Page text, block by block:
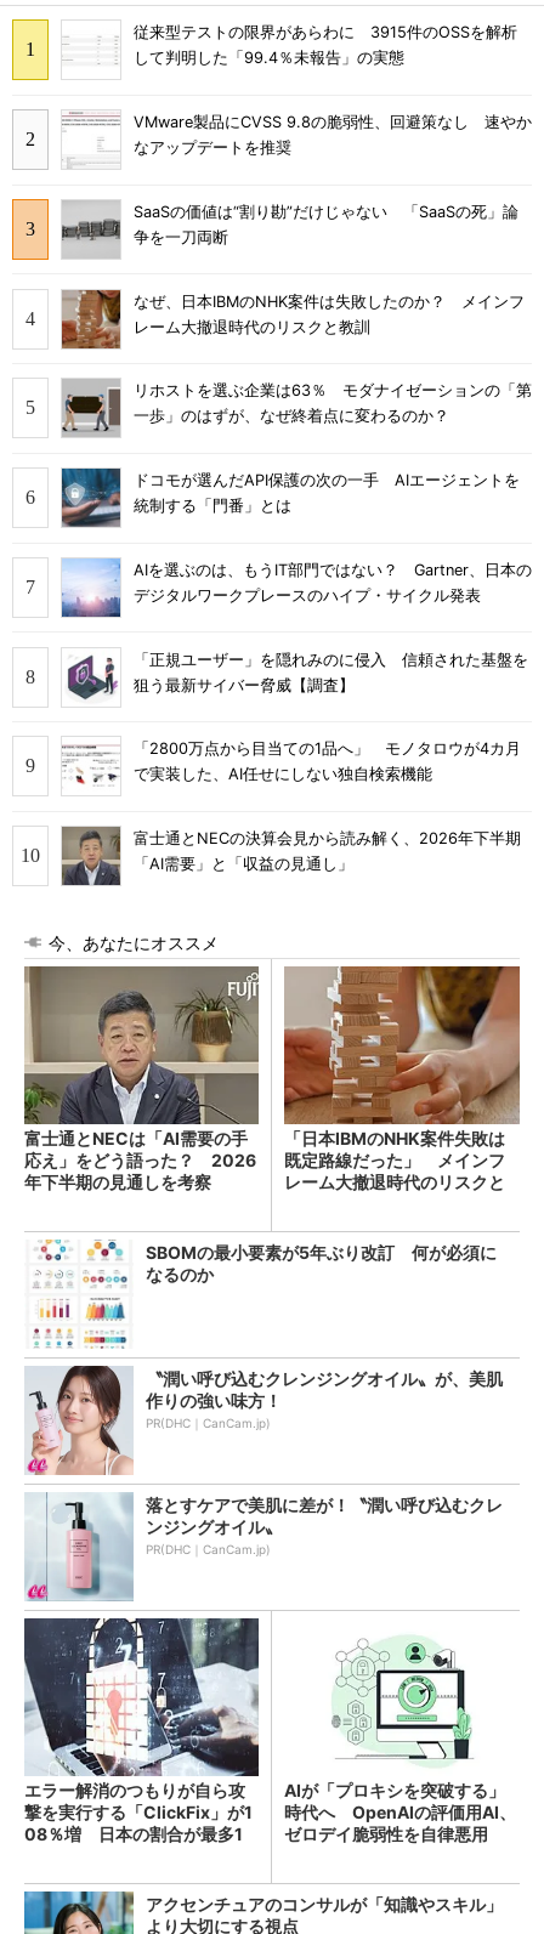
従来型テストの限界があらわに 3915件のOSSを解析
して判明した「99.4％未報告」の実態
VMware製品にCVSS 9.8の脆弱性、回避策なし 速やか
なアップデートを推奨
SaaSの価値は“割り勘”だけじゃない 「SaaSの死」論
争を一刀両断
なぜ、日本IBMのNHK案件は失敗したのか？ メインフ
レーム大撤退時代のリスクと教訓
リホストを選ぶ企業は63％ モダナイゼーションの「第
一歩」のはずが、なぜ終着点に変わるのか？
ドコモが選んだAPI保護の次の一手 AIエージェントを
統制する「門番」とは
AIを選ぶのは、もうIT部門ではない？ Gartner、日本の
デジタルワークプレースのハイプ・サイクル発表
「正規ユーザー」を隠れみのに侵入 信頼された基盤を
狙う最新サイバー脅威【調査】
「2800万点から目当ての1品へ」 モノタロウが4カ月
で実装した、AI任せにしない独自検索機能
富士通とNECの決算会見から読み解く、2026年下半期
「AI需要」と「収益の見通し」
今、あなたにオススメ
富士通とNECは「AI需要の手
応え」をどう語った？ 2026
年下半期の見通しを考察
「日本IBMのNHK案件失敗は
既定路線だった」 メインフ
レーム大撤退時代のリスクと
SBOMの最小要素が5年ぶり改訂 何が必須に
なるのか
〝潤い呼び込むクレンジングオイル〟が、美肌
作りの強い味方！
PR(DHC｜CanCam.jp)
落とすケアで美肌に差が！〝潤い呼び込むクレ
ンジングオイル〟
PR(DHC｜CanCam.jp)
エラー解消のつもりが自ら攻
撃を実行する「ClickFix」が1
08％増 日本の割合が最多1
AIが「プロキシを突破する」
時代へ OpenAIの評価用AI、
ゼロデイ脆弱性を自律悪用
アクセンチュアのコンサルが「知識やスキル」
より大切にする視点